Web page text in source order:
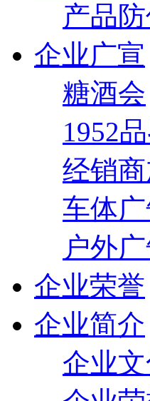
产品
企业广宣
糖酒会
1952
经销
车体
户外
企业荣誉
企业简介
企业